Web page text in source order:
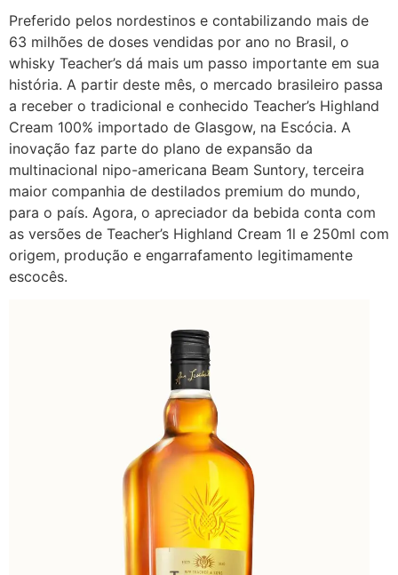
Preferido pelos nordestinos e contabilizando mais de
63 milhões de doses vendidas por ano no Brasil, o
whisky Teacher’s dá mais um passo importante em sua
história. A partir deste mês, o mercado brasileiro passa
a receber o tradicional e conhecido Teacher’s Highland
Cream 100% importado de Glasgow, na Escócia. A
inovação faz parte do plano de expansão da
multinacional nipo-americana Beam Suntory, terceira
maior companhia de destilados premium do mundo,
para o país. Agora, o apreciador da bebida conta com
as versões de Teacher’s Highland Cream 1l e 250ml com
origem, produção e engarrafamento legitimamente
escocês.